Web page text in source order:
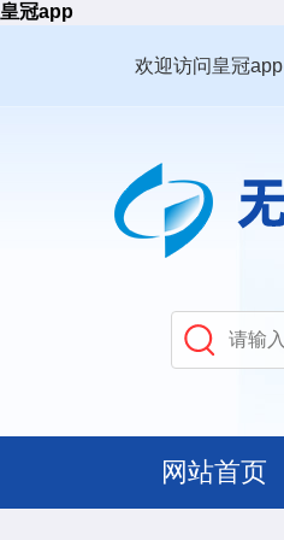
皇冠app
欢迎访问皇冠app
网站首页